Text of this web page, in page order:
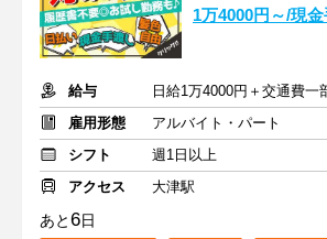
1万4000円～/現
給与
日給1万4000円＋交通費一
雇用形態
アルバイト・パート
シフト
週1日以上
アクセス
大津駅
あと6日